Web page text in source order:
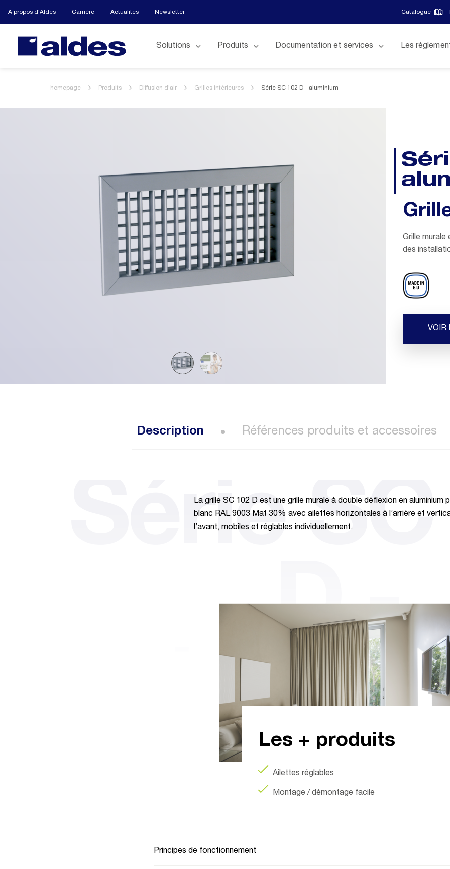
A propos d'Aldes Carrière Actualités Newsletter Catalogue
Solutions Produits Documentation et services Les
homepage Produits Diffusion d'air Grilles intérieures Série SC 102 D - aluminium
Grille murale
des
VOIR
Description Références produits et accessoires
Série
D -
La grille SC 102 D est une grille murale à double déflexion en aluminium
blanc RAL 9003 Mat 30% avec ailettes horizontales à l’arrière et
l’avant, mobiles et réglables individuellement.
Les + produits
Ailettes réglables
Montage / démontage facile
Principes de fonctionnement